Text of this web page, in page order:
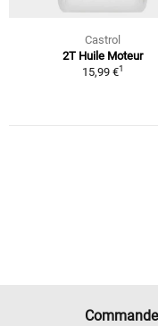
Castrol
2T Huile Moteur
15,99 €1